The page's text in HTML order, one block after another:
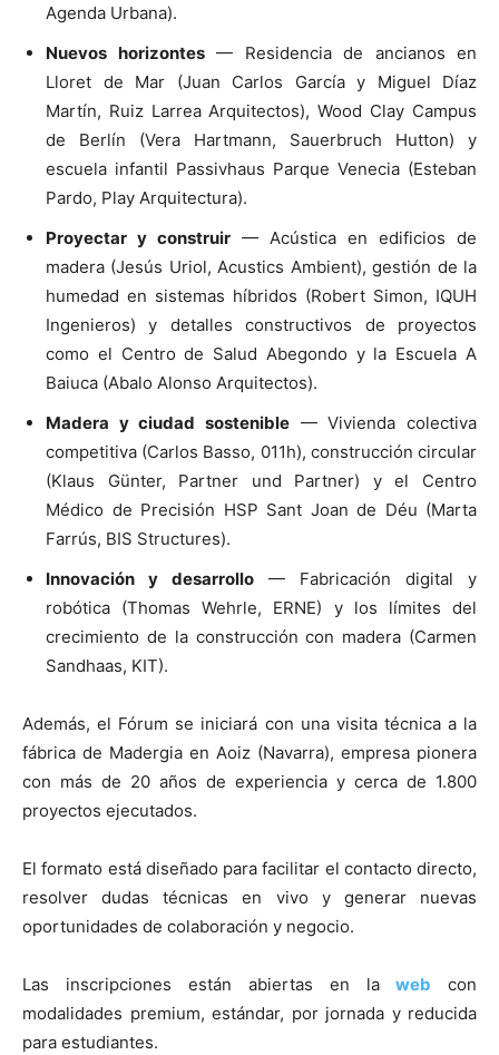
Agenda Urbana).
Nuevos horizontes— Residencia de ancianos en
Lloret de Mar (Juan Carlos García y Miguel Díaz
Martín, Ruiz Larrea Arquitectos), Wood Clay Campus
de Berlín (Vera Hartmann, Sauerbruch Hutton) y
escuela infantil Passivhaus Parque Venecia (Esteban
Pardo, Play Arquitectura).
Proyectar y construir — Acústica en edificios de
madera (Jesús Uriol, Acustics Ambient), gestión de la
humedad en sistemas híbridos (Robert Simon, IQUH
Ingenieros) y detalles constructivos de proyectos
como el Centro de Salud Abegondo y la Escuela A
Baiuca (Abalo Alonso Arquitectos).
Madera y ciudad sostenible — Vivienda colectiva
competitiva (Carlos Basso, 011h), construcción circular
(Klaus Günter, Partner und Partner) y el Centro
Médico de Precisión HSP Sant Joan de Déu (Marta
Farrús, BIS Structures).
Innovación y desarrollo — Fabricación digital y
robótica (Thomas Wehrle, ERNE) y los límites del
crecimiento de la construcción con madera (Carmen
Sandhaas, KIT).
Además, el Fórum se iniciará con una visita técnica a la
fábrica de Madergia en Aoiz (Navarra), empresa pionera
con más de 20 años de experiencia y cerca de 1.800
proyectos ejecutados.
El formato está diseñado para facilitar el contacto directo,
resolver dudas técnicas en vivo y generar nuevas
oportunidades de colaboración y negocio.
Las inscripciones están abiertas en la web
con
modalidades premium, estándar, por jornada y reducida
para estudiantes.